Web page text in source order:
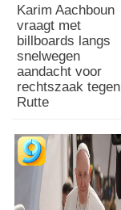
Karim Aachboun
vraagt met
billboards langs
snelwegen
aandacht voor
rechtszaak tegen
Rutte